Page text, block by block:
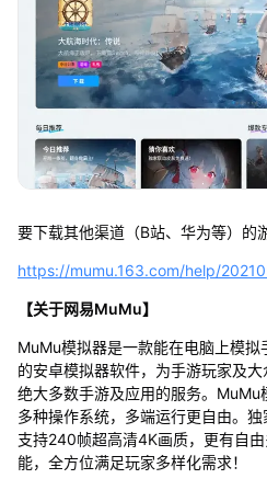
要下载其他渠道（B站、华为等）的
https://mumu.163.com/help/
【关于网易MuMu】
MuMu模拟器是一款能在电脑上模
的安卓模拟器软件，为手游玩家及
绝大多数手游及应用的服务。
多种操作系统，多端运行更自由。独
支持240帧超高清4K画质，更有自
能，全方位满足玩家多样化需求！